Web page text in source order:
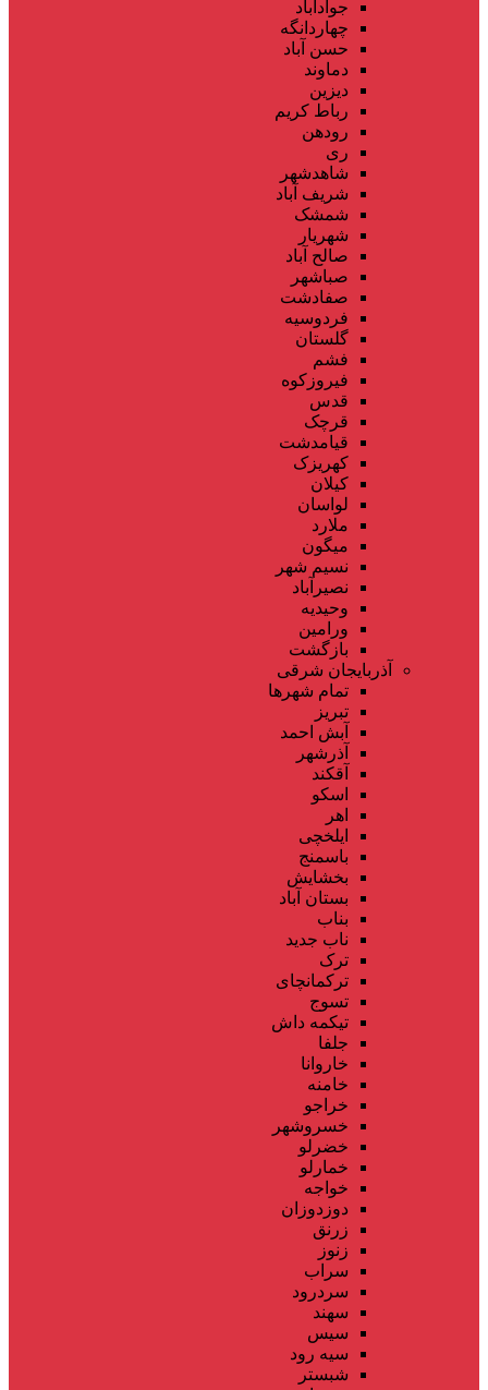
جوادآباد
چهاردانگه
حسن آباد
دماوند
دیزین
رباط کریم
رودهن
ری
شاهدشهر
شریف آباد
شمشک
شهریار
صالح آباد
صباشهر
صفادشت
فردوسیه
گلستان
فشم
فیروزکوه
قدس
قرچک
قیامدشت
کهریزک
کیلان
لواسان
ملارد
میگون
نسیم شهر
نصیرآباد
وحیدیه
ورامین
بازگشت
آذربایجان شرقی
تمام شهر‌ها
تبریز
آبش احمد
آذرشهر
آقکند
اسکو
اهر
ایلخچی
باسمنج
بخشایش
بستان آباد
بناب
ناب جدید
ترک
ترکمانچای
تسوج
تیکمه داش
جلفا
خاروانا
خامنه
خراجو
خسروشهر
خضرلو
خمارلو
خواجه
دوزدوزان
زرنق
زنوز
سراب
سردرود
سهند
سیس
سیه رود
شبستر